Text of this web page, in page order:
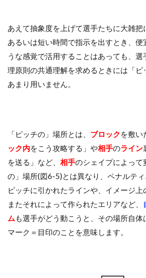
あえて抽象度を上げて選手たちに大雑把
あるいは短い時間で指示を出すとき、便
うな感覚で活用することはあっても、
理原則の共通理解を求めるときには「ピ
あまり用いません。
「ピッチの」場所とは、 ブロック を敷い
ック内をこう攻略する」や相手のライン
を送る」など、 相手のシェイプによって
の」場所(図6-5)とは異なり、ペナルテ
ピッチに引かれたラインや、イメージ上
またそれによって作られたエリアなど、
ムも選手がどう動こうと、その場所自体
マーク＝目印のことを意味します。